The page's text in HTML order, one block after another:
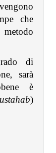
che
di
sarà
è
)